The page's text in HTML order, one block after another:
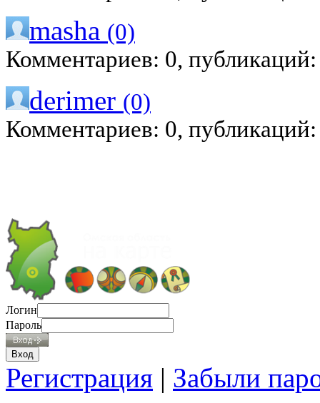
masha (0)
Комментариев: 0,
derimer (0)
Комментариев: 0,
Логин
Пароль
Регистрация | Забыли